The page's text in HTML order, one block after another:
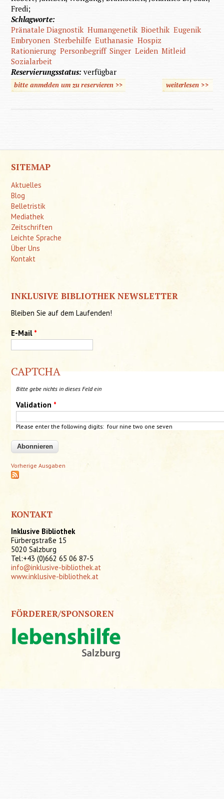
Fredi;
Schlagworte:
Pränatale Diagnostik Humangenetik Bioethik Eugenik
Embryonen Sterbehilfe Euthanasie Hospiz
Rationierung Personbegriff Singer Leiden Mitleid
Sozialarbeit
Reservierungsstatus:verfügbar
bitte anmelden um zu reservieren >> weiterlesen
über
>>
SITEMAP
Aktuelles
Blog
Belletristik
Mediathek
Zeitschriften
Leichte Sprache
Über Uns
Kontakt
INKLUSIVE BIBLIOTHEK NEWSLETTER
Bleiben Sie auf dem Laufenden!
E-Mail *
CAPTCHA
Bitte gebe nichts in dieses Feld ein
Validation *
Please enter the following digits: four nine two one seven
Vorherige Ausgaben
KONTAKT
Inklusive Bibliothek
Fürbergstraße 15
5020 Salzburg
Tel:+43 (0)662 65 06 87-5
info@inklusive-bibliothek.at
www.inklusive-bibliothek.at
FÖRDERER/SPONSOREN